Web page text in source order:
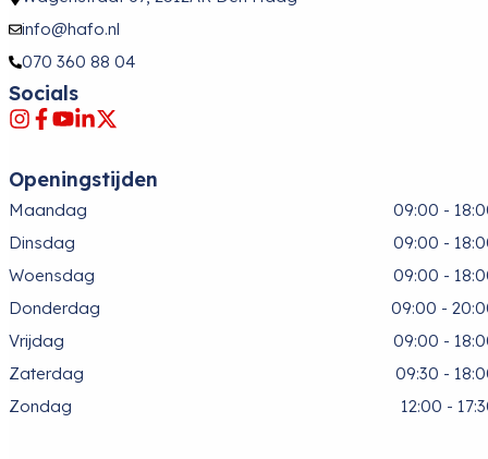
info@hafo.nl
070 360 88 04
Socials
Openingstijden
Maandag
09:00 -
Dinsdag
09:00 -
Woensdag
09:00 -
Donderdag
09:00 -
Vrijdag
09:00 -
Zaterdag
09:30 -
Zondag
12:00 -